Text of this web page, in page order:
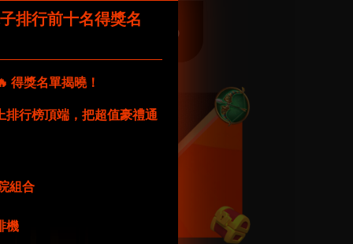
排行前十名得獎名
得獎名單揭曉！
排行榜頂端，把超值豪禮通
組合
機